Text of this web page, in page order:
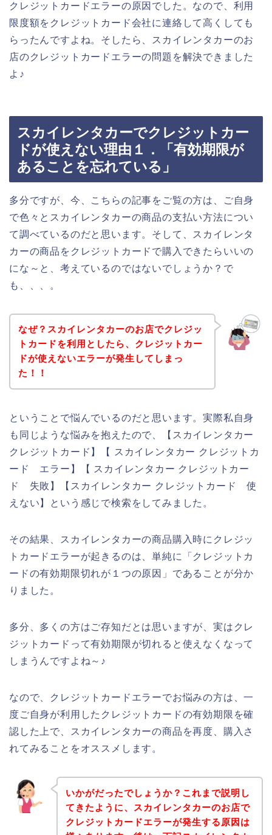
クレジットカードエラーの原因でした。なので、利用
限度額をクレジットカード会社に連絡して高くしても
らったんですよね。そしたら、スカイレンタカーのお
店のクレジットカードエラーの問題を解決できました
よ♪
スカイレンタカーでクレジットカー
ドが使えない理由１．「有効期限が
あることを忘れている」
多分ですが、今、こちらの記事をご覧の方は、ご自身
で色々とスカイレンタカーの商品の支払い方法につい
て調べているのだと思います。そして、スカイレンタ
カーの商品をクレジットカードで購入できたらいいの
にな～と、考えているのではないでしょうか？で
も、、、。
なぜ？スカイレンタカーのお店でクレジッ
トカードを利用としたら、クレジットカー
ドが使えないエラーが発生してしまっ
た！！
ということで悩んでいるのだと思います。実際私自身
も同じような悩みを抱えたので、【スカイレンタカー
クレジットカード】【 スカイレンタカー クレジットカ
ード エラー】【 スカイレンタカー クレジットカー
ド 失敗】【スカイレンタカー クレジットカード 使
えない】という感じで検索をしてみました。
その結果、スカイレンタカーの商品購入時にクレジッ
トカードエラーが起きるのは、単純に「クレジットカ
ードの有効期限切れが１つの原因」であることが分か
りました。
多分、多くの方はご存知だとは思いますが、実はクレ
ジットカードって有効期限が切れると使えなくなって
しまうんですよね～♪
なので、クレジットカードエラーでお悩みの方は、一
度ご自身が利用したクレジットカードの有効期限を確
認した上で、スカイレンタカーの商品を再度、購入さ
れてみることをオススメします。
いかがだったでしょうか？これまで説明し
てきたように、スカイレンタカーのお店で
クレジットカードエラーが発生する原因は